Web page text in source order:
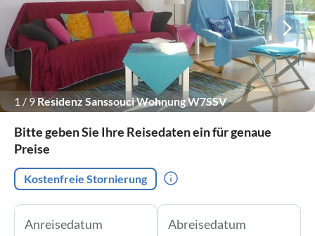
1 / 9Residenz Sanssouci Wohnung W7SSV
Bitte geben Sie Ihre Reisedaten ein für genaue
Preise
Kostenfreie Stornierung